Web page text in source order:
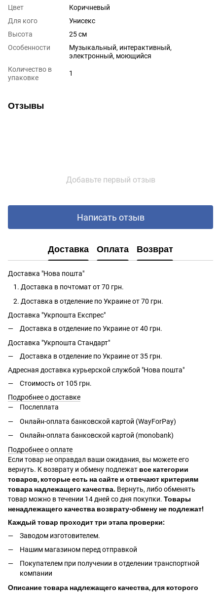
Цвет
Коричневый
Для кого
Унисекс
Высота
25 см
Особенности
Музыкальный, интерактивный,
электронный, моющийся
Количество в
упаковке
1
Отзывы
Добавьте первый отзыв
Написать отзыв
Доставка Оплата Возврат
Доставка "Нова пошта"
Доставка в почтомат от 70 грн.
Доставка в отделение по Украине от 70 грн.
Доставка "Укрпошта Експрес"
Доставка в отделение по Украине от 40 грн.
Доставка "Укрпошта Стандарт"
Доставка в отделение по Украине от 35 грн.
Адресная доставка курьерской службой "Нова пошта"
Стоимость от 105 грн.
Подробнее о доставке
Послеплата
Онлайн-оплата банковской картой (WayForPay)
Онлайн-оплата банковской картой (monobank)
Подробнее о оплате
Если товар не оправдал ваши ожидания, вы можете его
вернуть. К возврату и обмену подлежат все категории
товаров, которые есть на сайте и отвечают критериям
товара надлежащего качества. Вернуть, либо обменять
товар можно в течении 14 дней со дня покупки. Товары
ненадлежащего качества возврату-обмену не подлежат!
Каждый товар проходит три этапа проверки:
Заводом изготовителем.
Нашим магазином перед отправкой
Покупателем при получении в отделении транспортной
компании
Описание товара надлежащего качества, для которого